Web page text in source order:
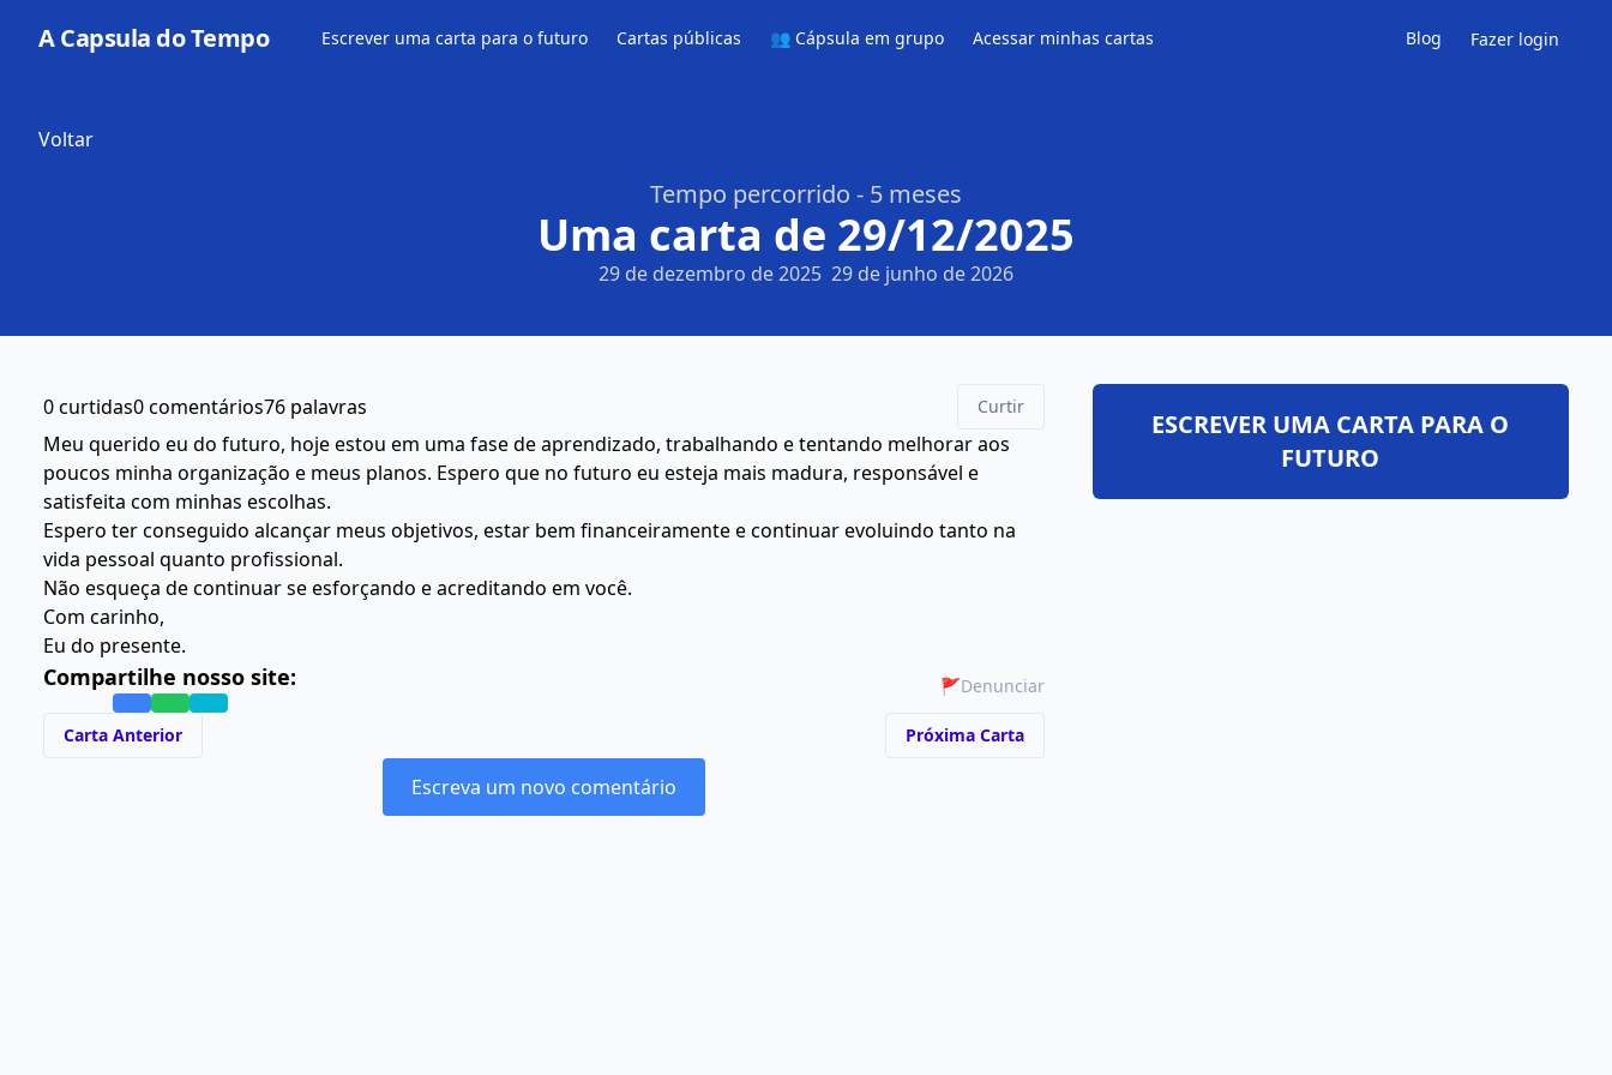
A Capsula do Tempo Escrever uma carta para o futuro Cartas públicas 👥 Cápsula em grupo Acessar minhas cartas Blog Fazer login
Voltar
Tempo percorrido - 5 meses
Uma carta de 29/12/2025
29 de dezembro de 2025 29 de junho de 2026
0 curtidas0 comentários76 palavras Curtir
Meu querido eu do futuro, hoje estou em uma fase de aprendizado, trabalhando e tentando melhorar aos
poucos minha organização e meus planos. Espero que no futuro eu esteja mais madura, responsável e
satisfeita com minhas escolhas.
Espero ter conseguido alcançar meus objetivos, estar bem financeiramente e continuar evoluindo tanto na
vida pessoal quanto profissional.
Não esqueça de continuar se esforçando e acreditando em você.
Com carinho,
Eu do presente.
Compartilhe nosso site: 🚩Denunciar
Carta Anterior Próxima Carta
Escreva um novo comentário
ESCREVER UMA CARTA PARA O
FUTURO